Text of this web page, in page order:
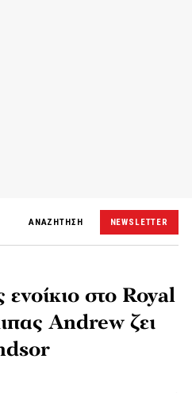
ΑΝΑΖΗΤΗΣΗ NEWSLETTER
στο Royal
Andrew ζει